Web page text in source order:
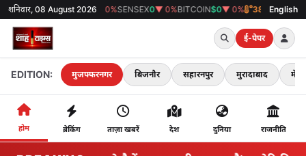
शनिवार, 08 August 2026
GOLD₹0▼ 0%SENSEX 0▼ 0%BITCOIN$0▼ 0% 38°Cमुजफ्फरनगर English
ई-पेपर
EDITION: मुजफ्फरनगर बिजनौर सहारनपुर मुरादाबाद मेरठ
होम ब्रेकिंग ताज़ा खबरें देश दुनिया राजनीति